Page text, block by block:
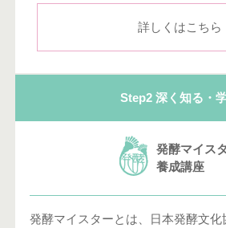
詳しくはこちら
Step2 深く知る・
発酵マイス
養成講座
発酵マイスターとは、日本発酵文化